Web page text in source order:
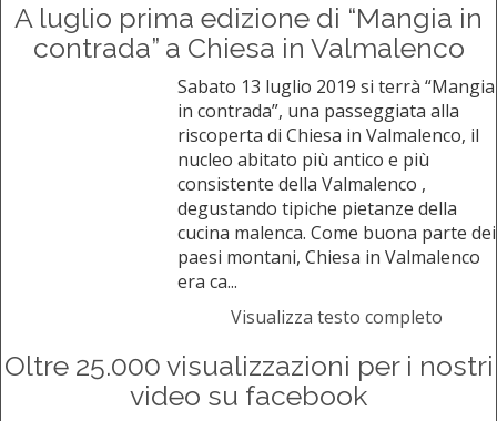
A luglio prima edizione di “Mangia in
contrada” a Chiesa in Valmalenco
Sabato 13 luglio 2019 si terrà “Mangia
in contrada”, una passeggiata alla
riscoperta di Chiesa in Valmalenco, il
nucleo abitato più antico e più
consistente della Valmalenco ,
degustando tipiche pietanze della
cucina malenca. Come buona parte dei
paesi montani, Chiesa in Valmalenco
era ca...
Visualizza testo completo
Oltre 25.000 visualizzazioni per i nostri
video su facebook